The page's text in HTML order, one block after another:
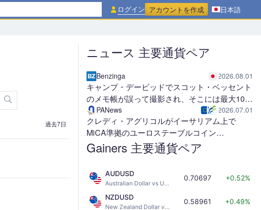
ログイン アカウントを作成 日本語
過去7日
ニュース 主要通貨ペア
Benzinga 2026.08.01
キャンプ・デービッドでスコット・ベッセント
のメモ帳が誤って撮影され、そこには最大100
億ドル相当の日本円を買い入れる計画が記され
ていた
PANews 2026.07.01
クレディ・アグリコルがイーサリアム上で
MiCA準拠のユーロステーブルコイン
「EURXT」を発行
Gainers 主要通貨ペア
AUDUSD
Australian Dollar vs US Dollar
0.70697 +0.52%
NZDUSD
New Zealand Dollar vs US Dollar
0.58961 +0.49%